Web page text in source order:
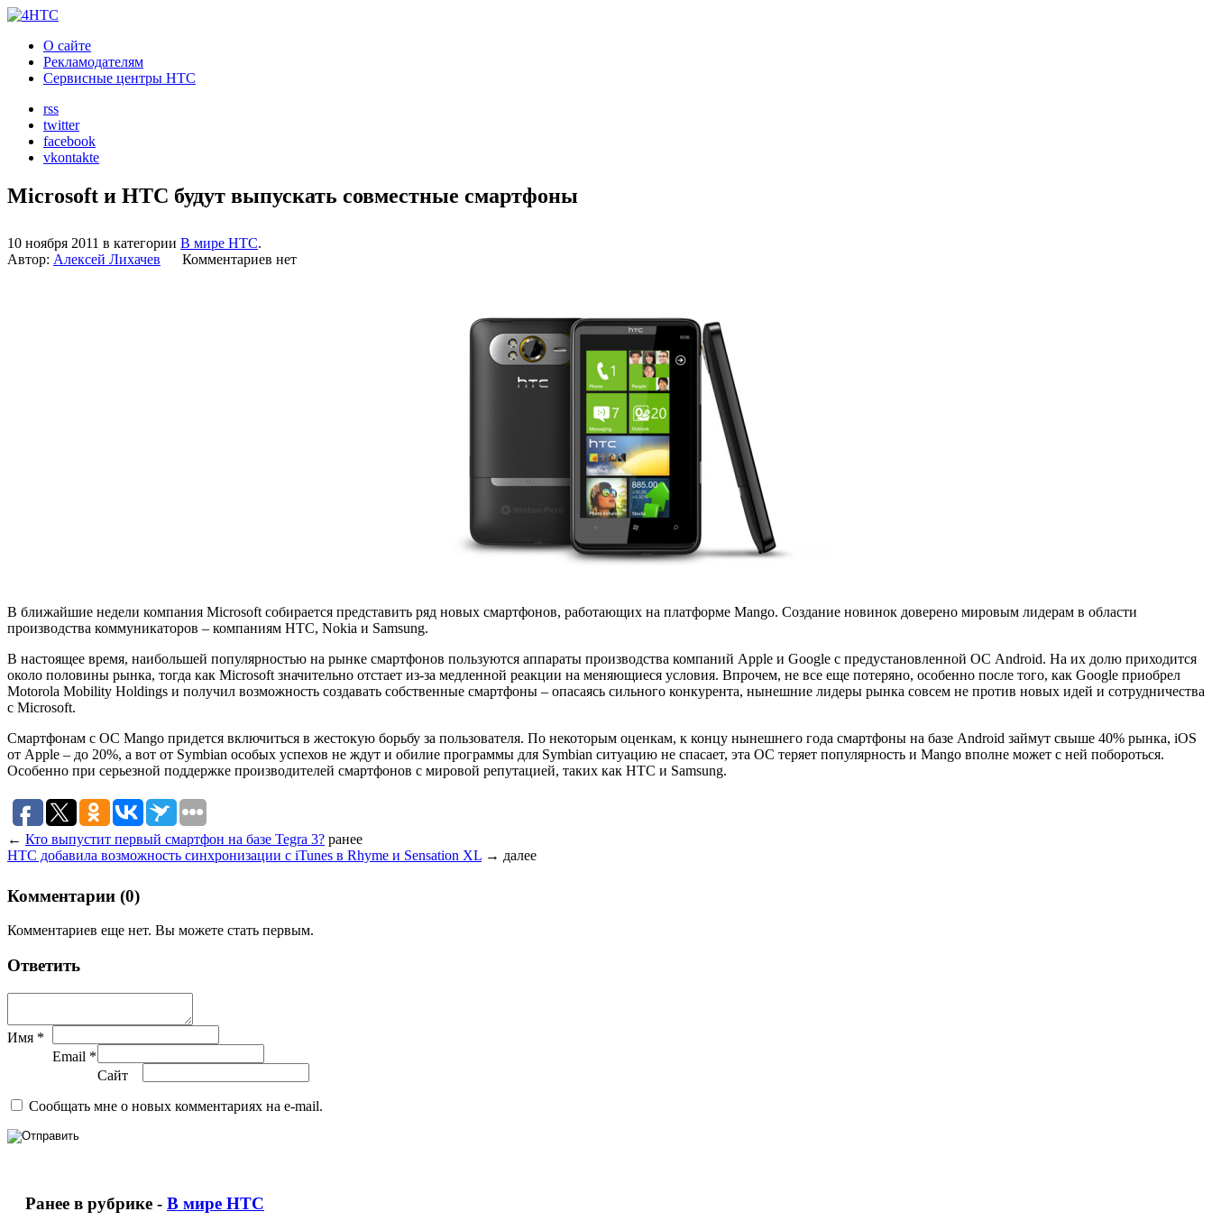
О сайте
Рекламодателям
Сервисные центры HTC
rss
twitter
facebook
vkontakte
Microsoft и HTC будут выпускать совместные смартфоны
10 ноября 2011 в категории В мире HTC.
Автор: Алексей Лихачев Комментариев нет
В ближайшие недели компания Microsoft собирается представить ряд новых смартфонов, работающих на платформе Mango. Создание новинок доверено мировым лидерам в области
производства коммуникаторов – компаниям HTC, Nokia и Samsung.
В настоящее время, наибольшей популярностью на рынке смартфонов пользуются аппараты производства компаний Apple и Google с предустановленной ОС Android. На их долю приходится
около половины рынка, тогда как Microsoft значительно отстает из-за медленной реакции на меняющиеся условия. Впрочем, не все еще потеряно, особенно после того, как Google приобрел
Motorola Mobility Holdings и получил возможность создавать собственные смартфоны – опасаясь сильного конкурента, нынешние лидеры рынка совсем не против новых идей и сотрудничества
с Microsoft.
Смартфонам с ОС Mango придется включиться в жестокую борьбу за пользователя. По некоторым оценкам, к концу нынешнего года смартфоны на базе Android займут свыше 40% рынка, iOS
от Apple – до 20%, а вот от Symbian особых успехов не ждут и обилие программы для Symbian ситуацию не спасает, эта ОС теряет популярность и Mango вполне может с ней побороться.
Особенно при серьезной поддержке производителей смартфонов с мировой репутацией, таких как HTC и Samsung.
← Кто выпустит первый смартфон на базе Tegra 3? ранее
HTC добавила возможность синхронизации с iTunes в Rhyme и Sensation XL → далее
Комментарии (0)
Комментариев еще нет. Вы можете стать первым.
Ответить
Имя *
Email *
Сайт
Сообщать мне о новых комментариях на e-mail.
Ранее в рубрике - В мире HTC